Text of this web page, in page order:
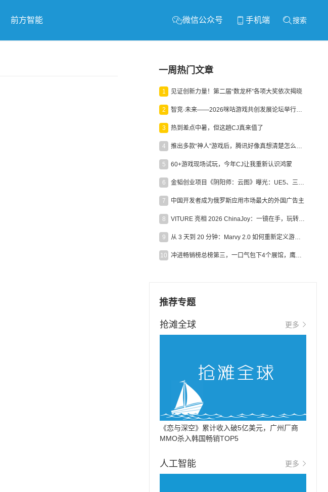
前方智能 微信公众号 手机端 搜索
一周热门文章
1 见证创新力量！第二届“数龙杯”各项大奖依次揭晓
2 智竞·未来——2026咪咕游戏共创发展论坛举行：聚力精品内容、AI创作与电竞生态，共建高品质益智健康游戏社区
3 热到差点中暑，但这趟CJ真来值了
4 推出多款“神人”游戏后，腾讯好像真想清楚怎么做二次元了
5 60+游戏现场试玩，今年CJ让我重新认识鸿蒙
6 金韬创业项目《阴阳师：云图》曝光：UE5、三端互通、ARPG
7 中国开发者成为俄罗斯应用市场最大的外国广告主
8 VITURE 亮相 2026 ChinaJoy：一镜在手，玩转全场！
9 从 3 天到 20 分钟：Marvy 2.0 如何重新定义游戏出海营销效率？
10 冲进畅销榜总榜第三，一口气包下4个展馆，鹰角把嘉年华做爆了
推荐专题
抢滩全球 更多
《恋与深空》累计收入破5亿美元，广州厂商
MMO杀入韩国畅销TOP5
人工智能 更多